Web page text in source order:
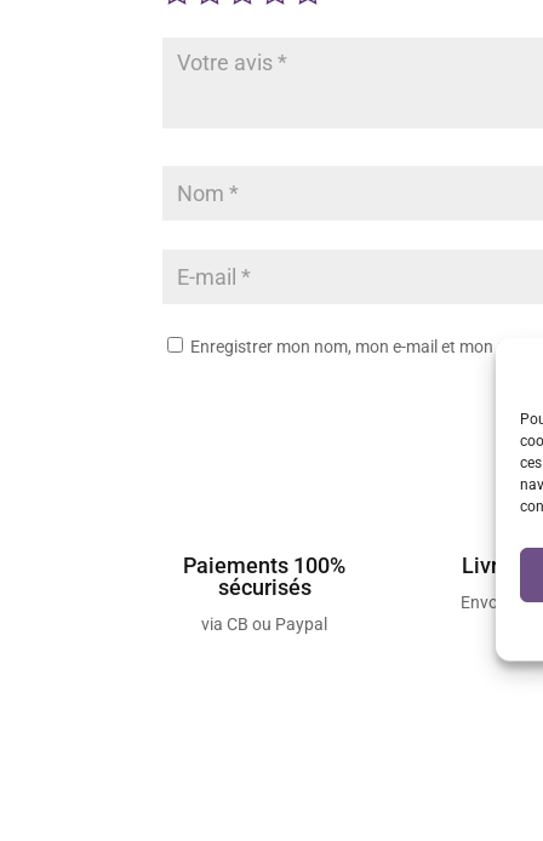
Enregistrer mon nom, mon e-mail et mon site
Paiements 100%
sécurisés
via CB ou Paypal
Envois